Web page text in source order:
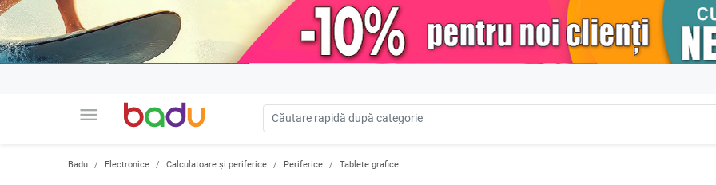
menu
Badu Electronice Calculatoare și periferice Periferice Tablete grafice